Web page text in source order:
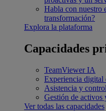
Habla con nuestro
transformación?
Explora la plataforma
Capacidades
TeamViewer IA
Experiencia digital
Asistencia y
Gestión de activos
Ver todas las capacidades